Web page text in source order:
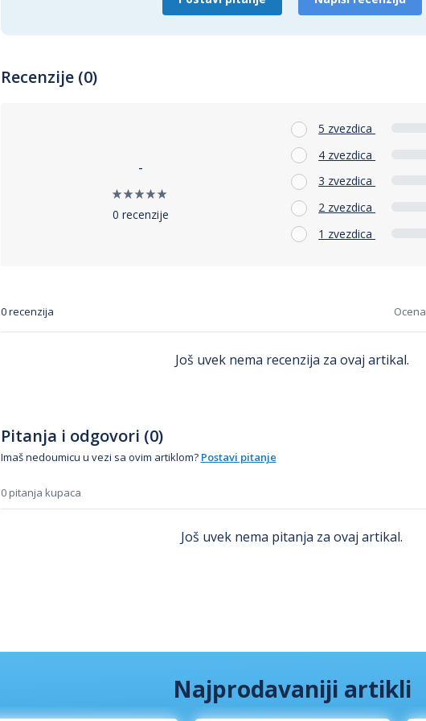
Recenzije (0)
-
0 recenzije
5 zvezdica
4 zvezdica
3 zvezdica
2 zvezdica
1 zvezdica
0 recenzija Ocena
Još uvek nema recenzija za ovaj artikal.
Pitanja i odgovori (0)
Imaš nedoumicu u vezi sa ovim artiklom? Postavi pitanje
0 pitanja kupaca
Još uvek nema pitanja za ovaj artikal.
Najprodavaniji artikli